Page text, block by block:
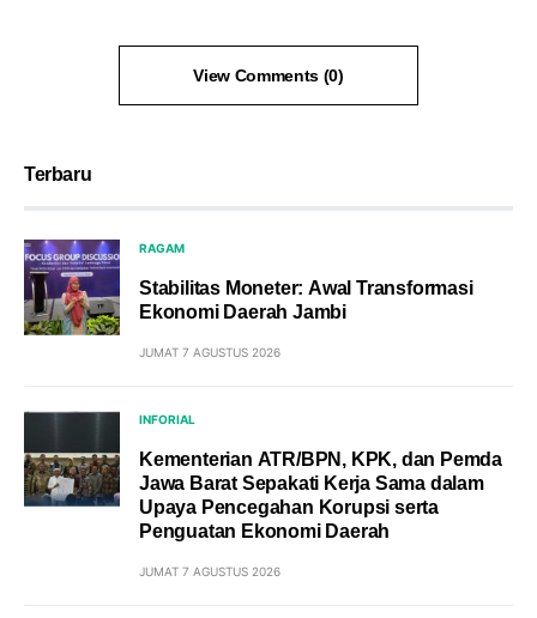
View Comments (0)
Terbaru
RAGAM
Stabilitas Moneter: Awal Transformasi
Ekonomi Daerah Jambi
JUMAT 7 AGUSTUS 2026
INFORIAL
Kementerian ATR/BPN, KPK, dan Pemda
Jawa Barat Sepakati Kerja Sama dalam
Upaya Pencegahan Korupsi serta
Penguatan Ekonomi Daerah
JUMAT 7 AGUSTUS 2026